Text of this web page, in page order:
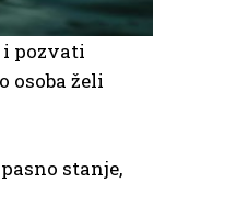
i pozvati
osoba želi
stanje,